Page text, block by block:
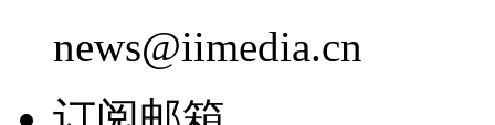
news@iimedia.cn